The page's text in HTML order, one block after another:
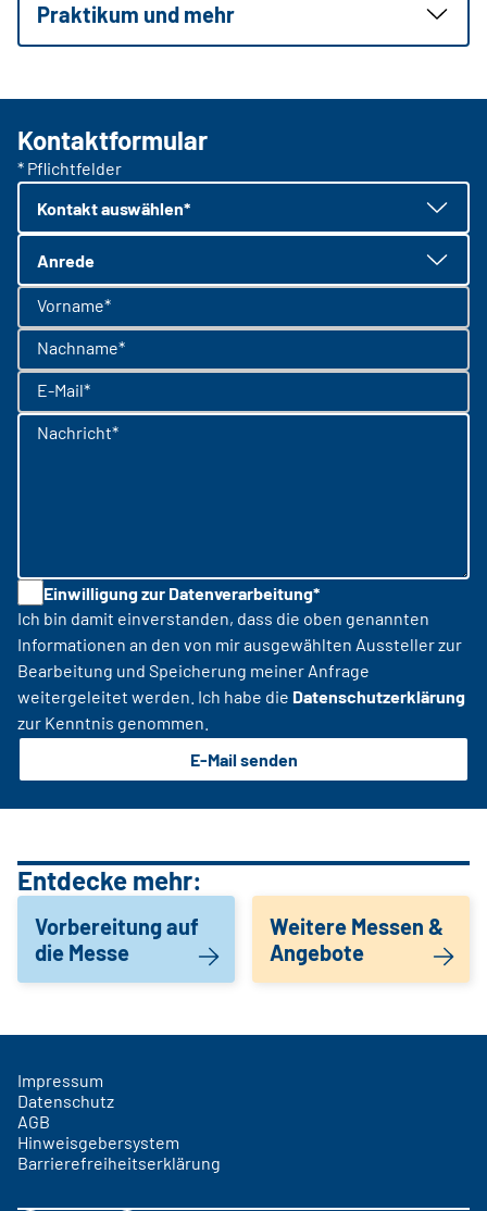
Praktikum und mehr
Kontaktformular
* Pflichtfelder
Kontakt auswählen*
Anrede
Vorname*
Nachname*
E-Mail*
Nachricht*
Einwilligung zur Datenverarbeitung*
Ich bin damit einverstanden, dass die oben genannten
Informationen an den von mir ausgewählten Aussteller zur
Bearbeitung und Speicherung meiner Anfrage
weitergeleitet werden. Ich habe die Datenschutzerklärung
zur Kenntnis genommen.
E-Mail senden
Entdecke mehr:
Vorbereitung auf
die Messe
Weitere Messen &
Angebote
Impressum
Datenschutz
AGB
Hinweisgebersystem
Barrierefreiheitserklärung